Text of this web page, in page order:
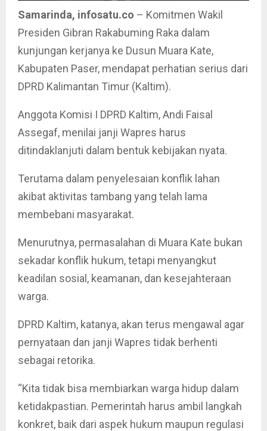
Samarinda, infosatu.co – Komitmen Wakil
Presiden Gibran Rakabuming Raka dalam
kunjungan kerjanya ke Dusun Muara Kate,
Kabupaten Paser, mendapat perhatian serius dari
DPRD Kalimantan Timur (Kaltim).
Anggota Komisi I DPRD Kaltim, Andi Faisal
Assegaf, menilai janji Wapres harus
ditindaklanjuti dalam bentuk kebijakan nyata.
Terutama dalam penyelesaian konflik lahan
akibat aktivitas tambang yang telah lama
membebani masyarakat.
Menurutnya, permasalahan di Muara Kate bukan
sekadar konflik hukum, tetapi menyangkut
keadilan sosial, keamanan, dan kesejahteraan
warga.
DPRD Kaltim, katanya, akan terus mengawal agar
pernyataan dan janji Wapres tidak berhenti
sebagai retorika.
“Kita tidak bisa membiarkan warga hidup dalam
ketidakpastian. Pemerintah harus ambil langkah
konkret, baik dari aspek hukum maupun regulasi